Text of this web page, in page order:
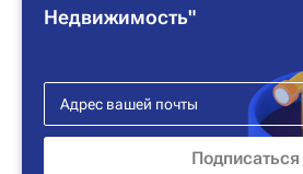
Недвижимость"